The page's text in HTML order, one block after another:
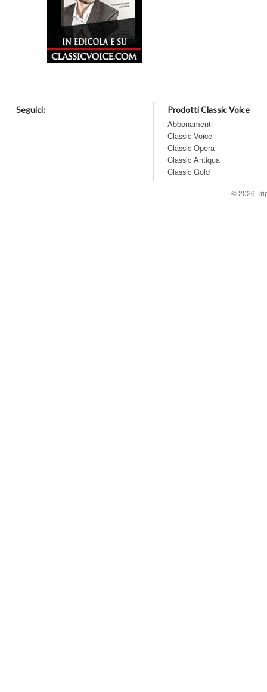
Seguici: Prodotti Classic Voice
Abbonamenti
Classic Voice
Classic Opera
Classic Antiqua
Classic Gold
© 2026